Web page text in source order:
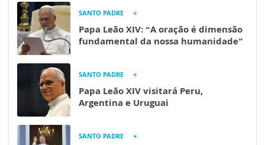
SANTO PADRE
Papa Leão XIV: “A oração é dimensão
fundamental da nossa humanidade”
SANTO PADRE
Papa Leão XIV visitará Peru,
Argentina e Uruguai
SANTO PADRE